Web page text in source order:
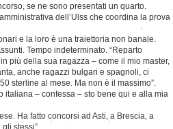
se ne sono presentati un quarto.
dell’Ulss che coordina la prova
e la loro è una traiettoria non banale.
Tempo indeterminato. “Reparto
più della sua ragazza – come il mio master,
anche ragazzi bulgari e spagnoli, ci
sterline al mese. Ma non è il massimo”.
italiana – confessa – sto bene qui e alla mia
Ha fatto concorsi ad Asti, a Brescia, a
stessi”.